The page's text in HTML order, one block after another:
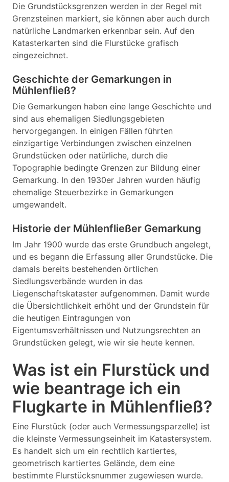
Die Grundstücksgrenzen werden in der Regel mit
Grenzsteinen markiert, sie können aber auch durch
natürliche Landmarken erkennbar sein. Auf den
Katasterkarten sind die Flurstücke grafisch
eingezeichnet.
Geschichte der Gemarkungen in
Mühlenfließ?
Die Gemarkungen haben eine lange Geschichte und
sind aus ehemaligen Siedlungsgebieten
hervorgegangen. In einigen Fällen führten
einzigartige Verbindungen zwischen einzelnen
Grundstücken oder natürliche, durch die
Topographie bedingte Grenzen zur Bildung einer
Gemarkung. In den 1930er Jahren wurden häufig
ehemalige Steuerbezirke in Gemarkungen
umgewandelt.
Historie der Mühlenfließer Gemarkung
Im Jahr 1900 wurde das erste Grundbuch angelegt,
und es begann die Erfassung aller Grundstücke. Die
damals bereits bestehenden örtlichen
Siedlungsverbände wurden in das
Liegenschaftskataster aufgenommen. Damit wurde
die Übersichtlichkeit erhöht und der Grundstein für
die heutigen Eintragungen von
Eigentumsverhältnissen und Nutzungsrechten an
Grundstücken gelegt, wie wir sie heute kennen.
Was ist ein Flurstück und
wie beantrage ich ein
Flugkarte in Mühlenfließ?
Eine Flurstück (oder auch Vermessungsparzelle) ist
die kleinste Vermessungseinheit im Katastersystem.
Es handelt sich um ein rechtlich kartiertes,
geometrisch kartiertes Gelände, dem eine
bestimmte Flurstücksnummer zugewiesen wurde.